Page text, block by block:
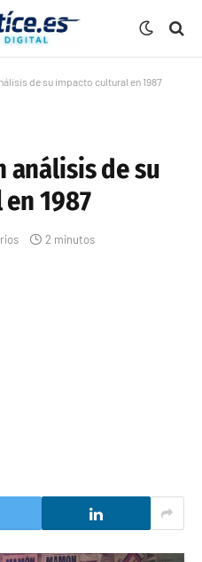
de su impacto cultural en 1987
análisis de su
1987
2 minutos